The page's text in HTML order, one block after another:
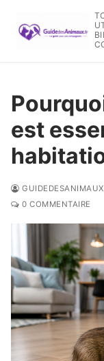
contenu
est
GUIDEDESANIMAUX
0 COMMENTAIRE